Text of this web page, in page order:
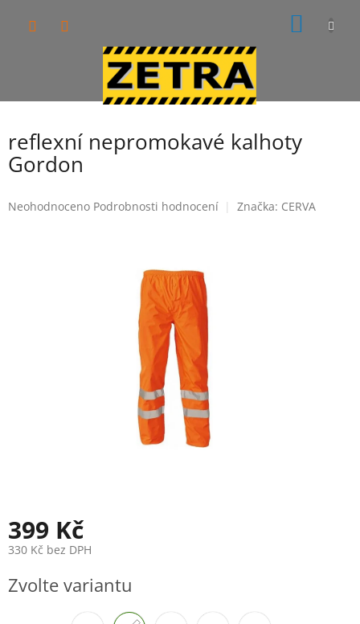
reflexní nepromokavé kalhoty
Gordon
Průměrné
Neohodnoceno Podrobnosti hodnocení Značka: CERVA
399 Kč
330 Kč bez DPH
cena:
Zvolte variantu